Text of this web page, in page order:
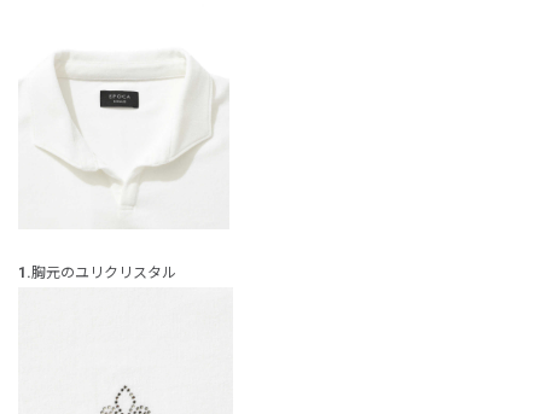
1.胸元のユリクリスタル